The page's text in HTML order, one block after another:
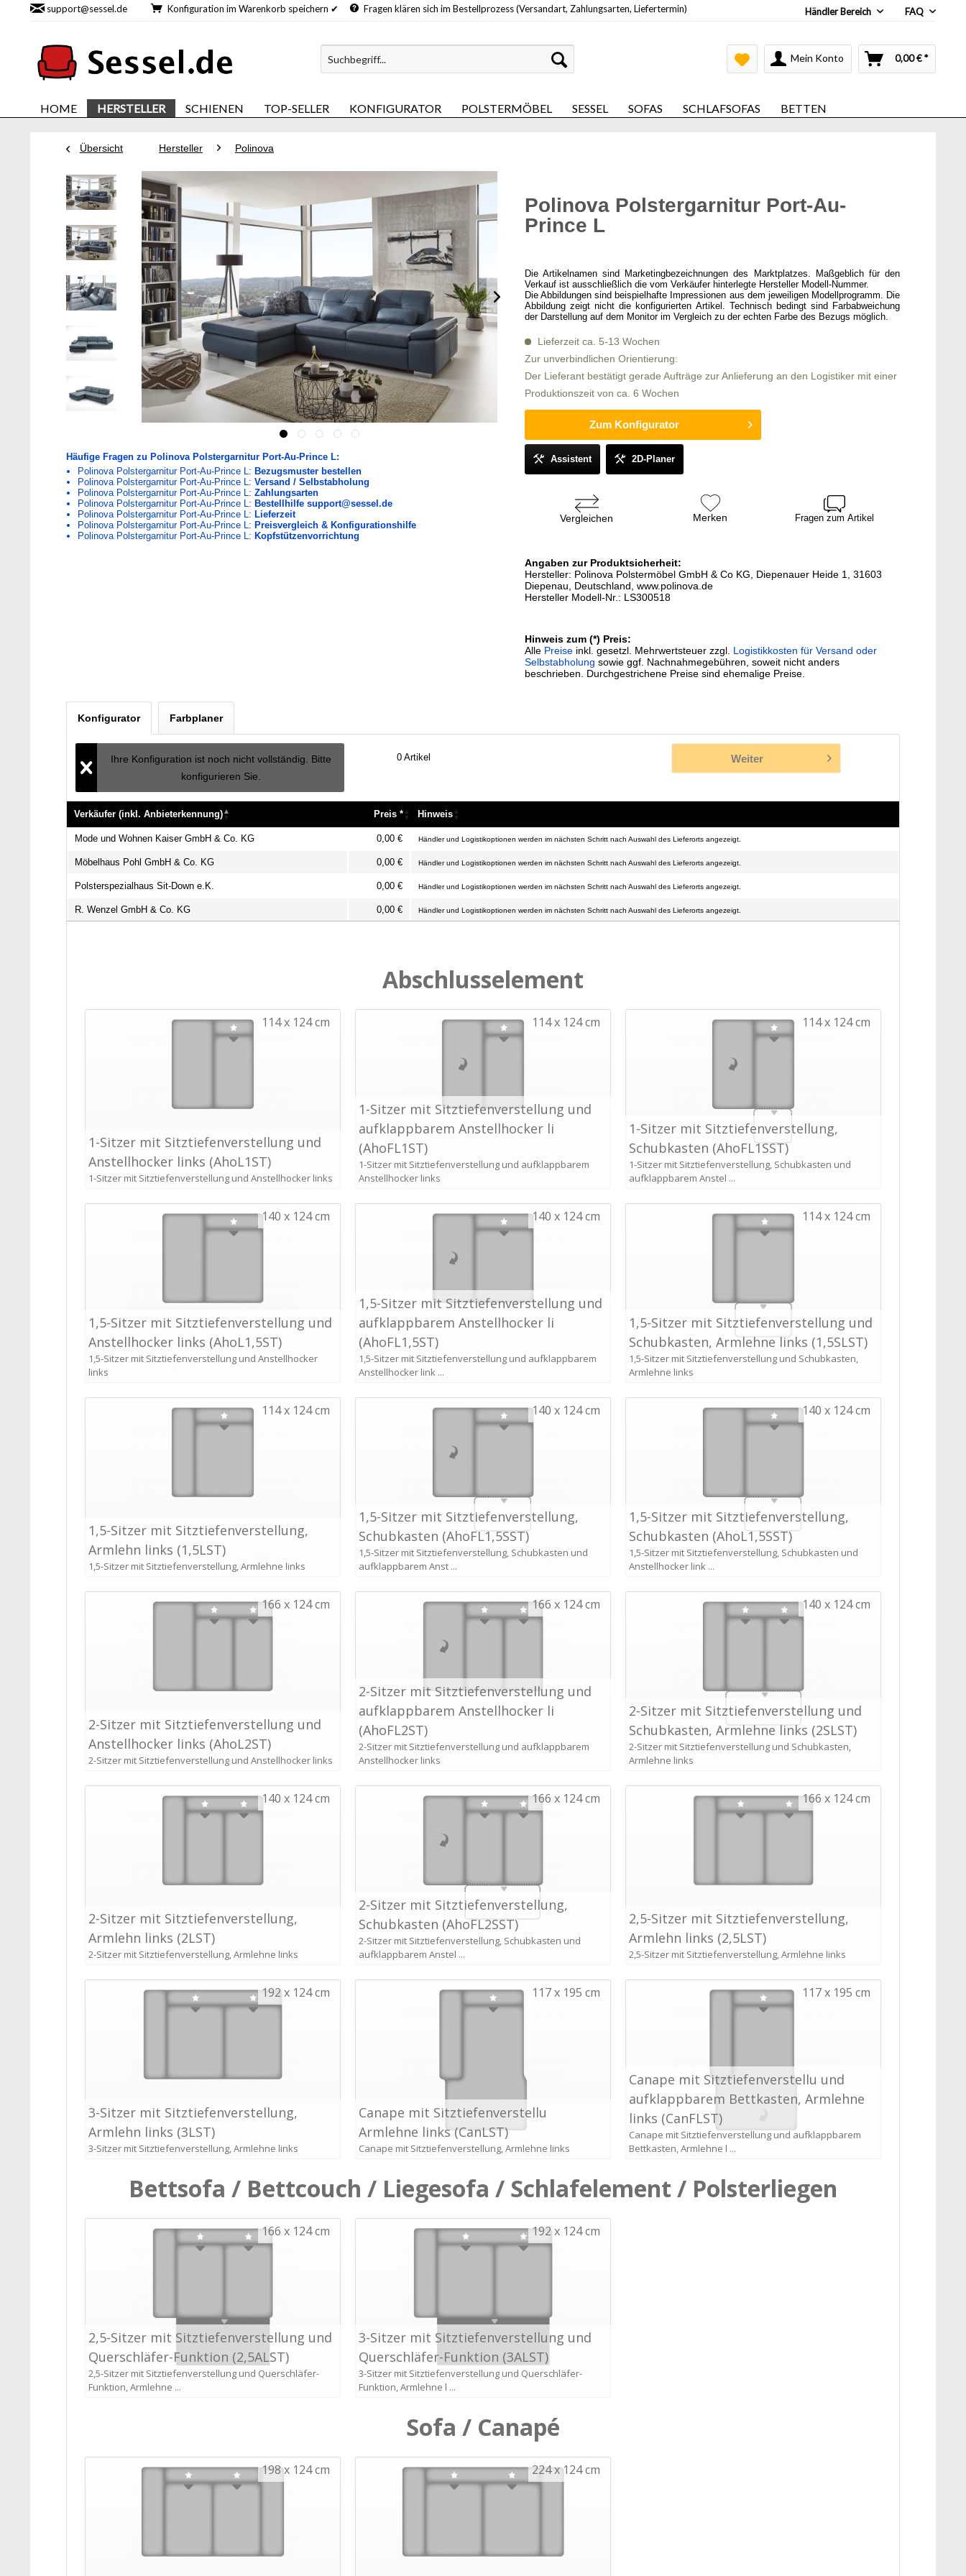
support@sessel.de Konfiguration im Warenkorb speichern ✔ Fragen klären sich im Bestellprozess (Versandart, Zahlungsarten, Liefertermin) Händler Bereich FAQ
Mein Konto 0,00 € *
HOME HERSTELLER SCHIENEN TOP-SELLER KONFIGURATOR POLSTERMÖBEL SESSEL SOFAS SCHLAFSOFAS BETTEN
Übersicht Hersteller Polinova
Häufige Fragen zu Polinova Polstergarnitur Port-Au-Prince L:
Polinova Polstergarnitur Port-Au-Prince L: Bezugsmuster bestellen
Polinova Polstergarnitur Port-Au-Prince L: Versand / Selbstabholung
Polinova Polstergarnitur Port-Au-Prince L: Zahlungsarten
Polinova Polstergarnitur Port-Au-Prince L: Bestellhilfe support@sessel.de
Polinova Polstergarnitur Port-Au-Prince L: Lieferzeit
Polinova Polstergarnitur Port-Au-Prince L: Preisvergleich & Konfigurationshilfe
Polinova Polstergarnitur Port-Au-Prince L: Kopfstützenvorrichtung
Polinova Polstergarnitur Port-Au-
Prince L
Die Artikelnamen sind Marketingbezeichnungen des Marktplatzes. Maßgeblich für den
Verkauf ist ausschließlich die vom Verkäufer hinterlegte Hersteller Modell-Nummer.
Die Abbildungen sind beispielhafte Impressionen aus dem jeweiligen Modellprogramm. Die
Abbildung zeigt nicht die konfigurierten Artikel. Technisch bedingt sind Farbabweichung
der Darstellung auf dem Monitor im Vergleich zu der echten Farbe des Bezugs möglich.
Lieferzeit ca. 5-13 Wochen
Zur unverbindlichen Orientierung:
Der Lieferant bestätigt gerade Aufträge zur Anlieferung an den Logistiker mit einer
Produktionszeit von ca. 6 Wochen
Zum Konfigurator
Assistent 2D-Planer
Vergleichen Merken Fragen zum Artikel
Angaben zur Produktsicherheit:
Hersteller: Polinova Polstermöbel GmbH & Co KG, Diepenauer Heide 1, 31603
Diepenau, Deutschland, www.polinova.de
Hersteller Modell-Nr.: LS300518
Hinweis zum (*) Preis:
Alle Preiseinkl. gesetzl. Mehrwertsteuer zzgl. Logistikkosten für Versand oder
Selbstabholung sowie ggf. Nachnahmegebühren, soweit nicht anders
beschrieben. Durchgestrichene Preise sind ehemalige Preise.
Konfigurator Farbplaner
Ihre Konfiguration ist noch nicht vollständig. Bitte
konfigurieren Sie.
0 Artikel Weiter
Verkäufer (inkl. Anbieterkennung) Preis *
Hinweis
Verkäufer (inkl. Anbieterkennung)
Preis *
Mode und Wohnen Kaiser GmbH & Co. KG 0,00 € Händler und Logistikoptionen werden im nächsten Schritt nach Auswahl des Lieferorts angezeigt.
Möbelhaus Pohl GmbH & Co. KG 0,00 € Händler und Logistikoptionen werden im nächsten Schritt nach Auswahl des Lieferorts angezeigt.
Polsterspezialhaus Sit-Down e.K. 0,00 € Händler und Logistikoptionen werden im nächsten Schritt nach Auswahl des Lieferorts angezeigt.
R. Wenzel GmbH & Co. KG 0,00 € Händler und Logistikoptionen werden im nächsten Schritt nach Auswahl des Lieferorts angezeigt.